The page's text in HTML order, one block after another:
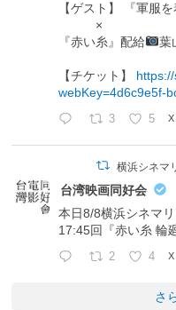
【ゲスト】 『軍服
×
『赤い糸』配給
葉
【チケット】
webKey=4d6c9e5f-
3 5 X
横浜シネマ
台湾映画同好会
本日8/8横浜シネマ
17:45回『赤い糸 輪
2 4 X
さ